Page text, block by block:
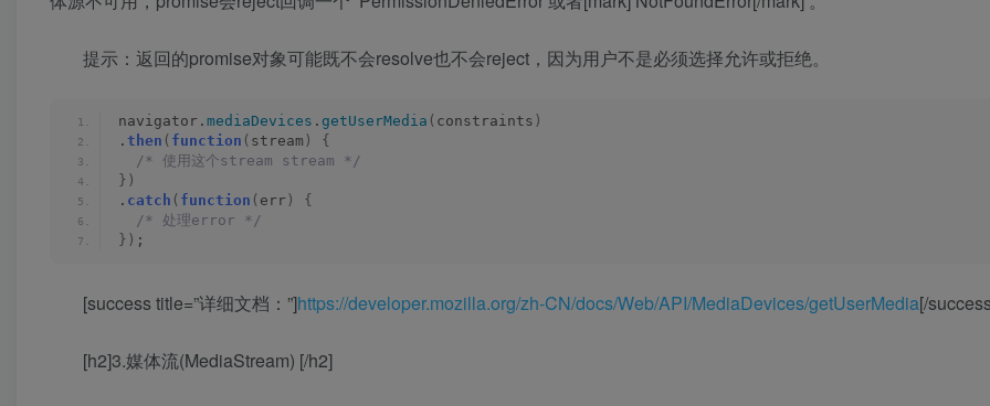
提示：返回的promise对象可能既不会resolve也不会reject，因为用户不是必须选择允许或拒绝。
navigator. mediaDevices . getUserMedia ( constraints )
. then ( function ( stream )
{
/* 使用这个stream stream */
})
. catch ( function ( err )
{
/* 处理error */
}) ;
[success title=”详细文档：”]https://developer.mozilla.org/zh-CN/docs/Web/API/MediaDevices/getUserMedia[/
[h2]3.媒体流(MediaStream) [/h2]